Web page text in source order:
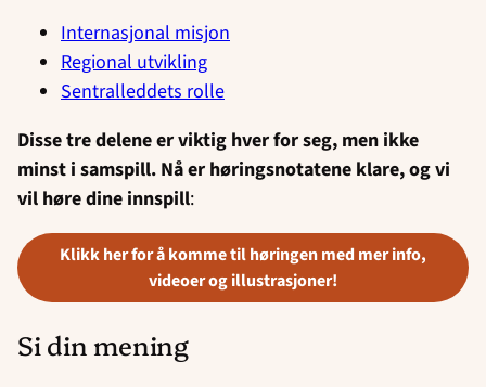
Internasjonal misjon
Regional utvikling
Sentralleddets rolle
Disse tre delene er viktig hver for seg, men ikke
minst i samspill. Nå er høringsnotatene klare, og vi
vil høre dine innspill:
klikk her for å komme til høringen med mer info,
videoer og illustrasjoner!
Si din mening